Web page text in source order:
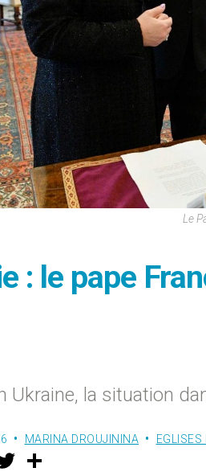
Le
: le pape
Ukraine, la situation
MARINA DROUJININA EGLISES
w